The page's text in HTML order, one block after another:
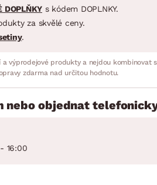
DOPLŇKY s kódem DOPLNKY.
za skvělé ceny.
.
výprodejové produkty a nejdou kombinovat
zdarma nad určitou hodnotu.
nebo objednat
16:00